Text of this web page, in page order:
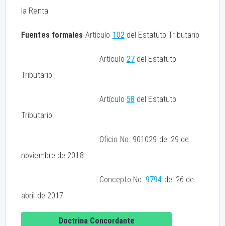
la Renta
Fuentes formales Artículo 102del Estatuto Tributario
Artículo 27del Estatuto
Tributario
Artículo 58 del Estatuto
Tributario
Oficio No. 901029 del 29 de
noviembre de 2018
Concepto No.9794 del 26 de
abril de 2017
Doctrina Concordante